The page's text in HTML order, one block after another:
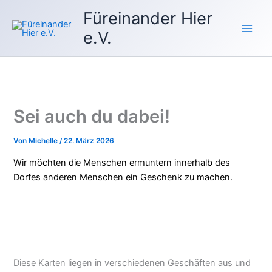
Inhalt
springen
Füreinander Hier
e.V.
Sei auch du dabei!
Von Michelle/22. März 2026
Wir möchten die Menschen ermuntern innerhalb des
Dorfes anderen Menschen ein Geschenk zu machen.
Diese Karten liegen in verschiedenen Geschäften aus und